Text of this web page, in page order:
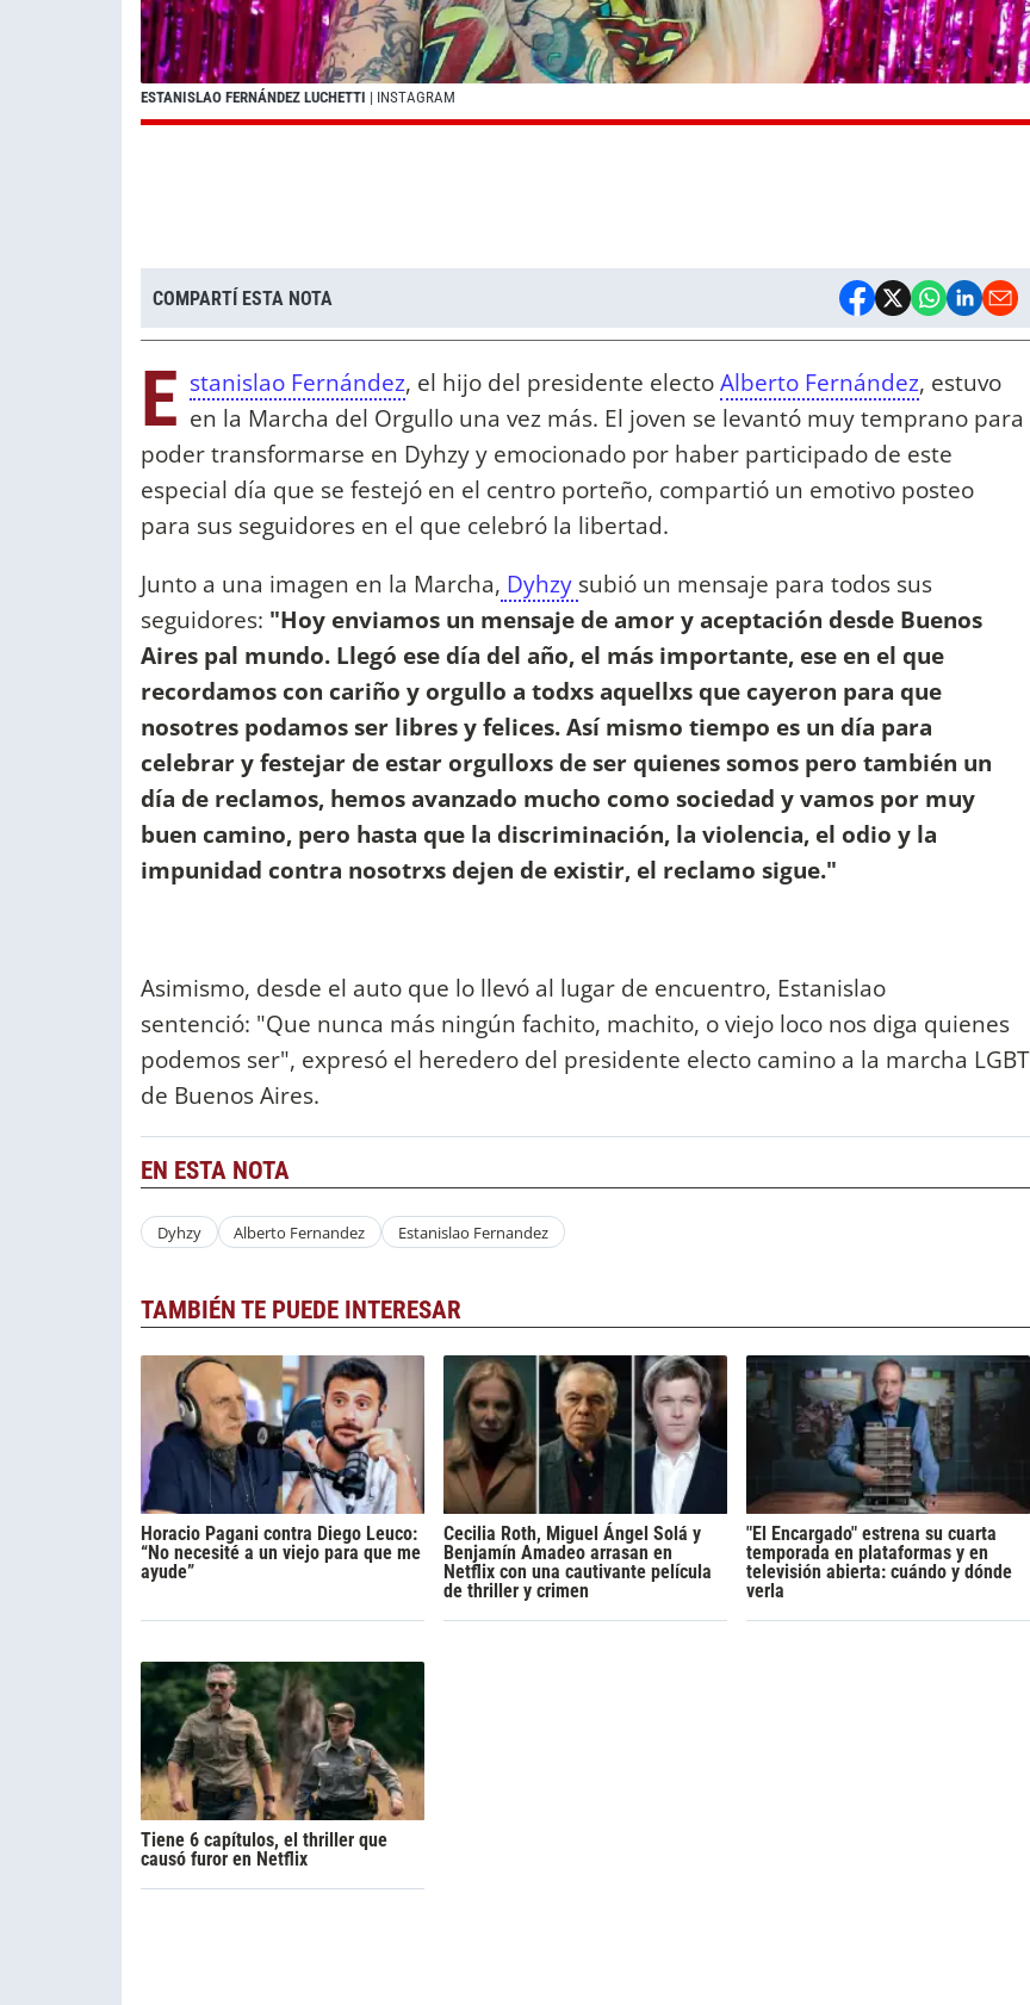
ESTANISLAO FERNÁNDEZ LUCHETTI | INSTAGRAM
COMPARTÍ ESTA NOTA
E stanislao Fernández, el hijo del presidente electoAlberto Fernández, estuvo
en la Marcha del Orgullo una vez más. El joven se levantó muy temprano para
poder transformarse en Dyhzy y emocionado por haber participado de este
especial día que se festejó en el centro porteño, compartió un emotivo posteo
para sus seguidores en el que celebró la libertad.
Junto a una imagen en la Marcha, Dyhzy subió un mensaje para todos sus
seguidores: "Hoy enviamos un mensaje de amor y aceptación desde Buenos
Aires pal mundo. Llegó ese día del año, el más importante, ese en el que
recordamos con cariño y orgullo a todxs aquellxs que cayeron para que
nosotres podamos ser libres y felices. Así mismo tiempo es un día para
celebrar y festejar de estar orgulloxs de ser quienes somos pero también un
día de reclamos, hemos avanzado mucho como sociedad y vamos por muy
buen camino, pero hasta que la discriminación, la violencia, el odio y la
impunidad contra nosotrxs dejen de existir, el reclamo sigue."
Asimismo, desde el auto que lo llevó al lugar de encuentro, Estanislao
sentenció: "Que nunca más ningún fachito, machito, o viejo loco nos diga quienes
podemos ser", expresó el heredero del presidente electo camino a la marcha LGBT
de Buenos Aires.
EN ESTA NOTA
Dyhzy Alberto Fernandez Estanislao Fernandez
TAMBIÉN TE PUEDE INTERESAR
Horacio Pagani contra Diego Leuco:
“No necesité a un viejo para que me
ayude”
Cecilia Roth, Miguel Ángel Solá y
Benjamín Amadeo arrasan en
Netflix con una cautivante película
de thriller y crimen
"El Encargado" estrena su cuarta
temporada en plataformas y en
televisión abierta: cuándo y dónde
verla
Tiene 6 capítulos, el thriller que
causó furor en Netflix